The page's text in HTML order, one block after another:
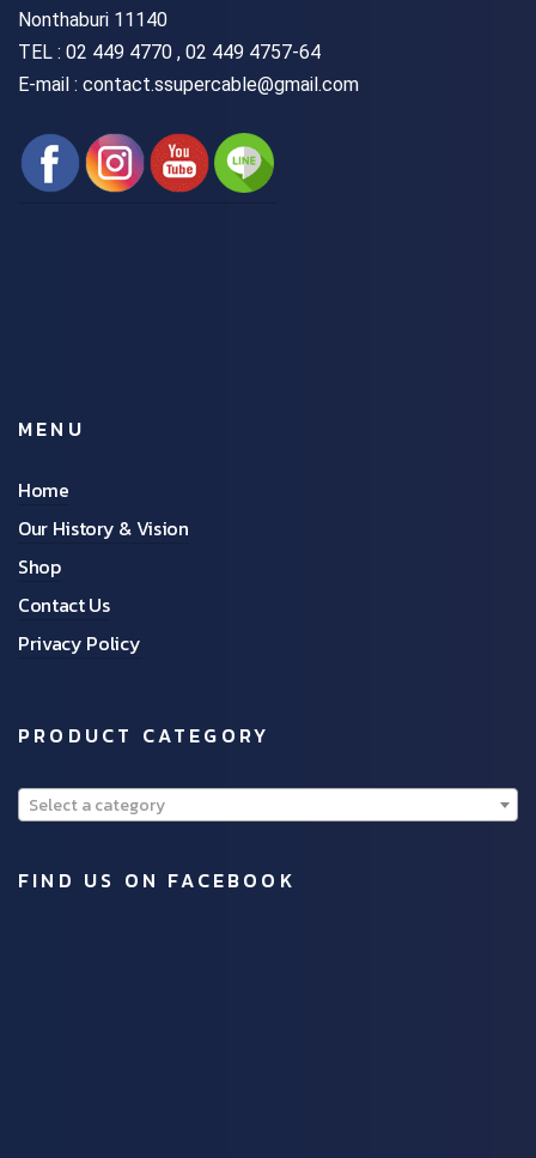
Nonthaburi 11140
TEL : 02 449 4770 , 02 449 4757-64
E-mail : contact.ssupercable@gmail.com
MENU
Home
Our History & Vision
Shop
Contact Us
Privacy Policy
PRODUCT CATEGORY
Select a category
FIND US ON FACEBOOK